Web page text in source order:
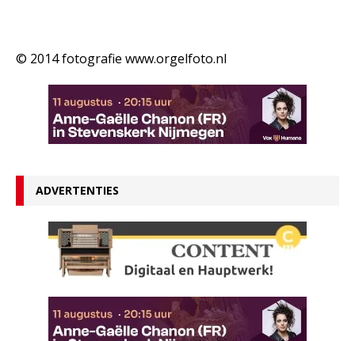
© 2014 fotografie www.orgelfoto.nl
ADVERTENTIES